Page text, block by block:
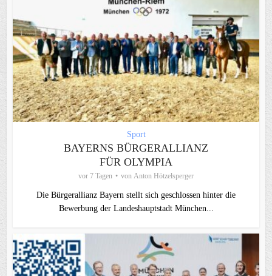
Sport
BAYERNS BÜRGERALLIANZ
FÜR OLYMPIA
vor 7 Tagen von Anton Hötzelsperger
Die Bürgerallianz Bayern stellt sich geschlossen hinter die
Bewerbung der Landeshauptstadt München...